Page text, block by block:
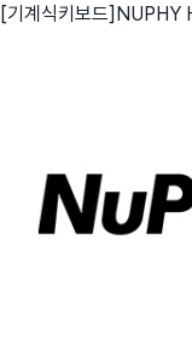
[기계식키보드]NUPHY